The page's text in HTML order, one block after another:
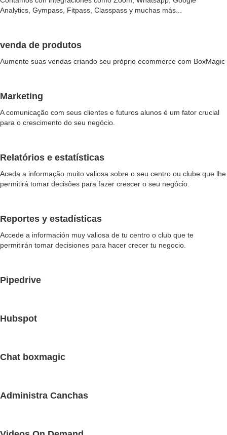
Analytics, Gympass, Fitpass, Classpass y muchas más...
venda de produtos
Aumente suas vendas criando seu próprio ecommerce com BoxMagic
Marketing
A comunicação com seus clientes e futuros alunos é um fator crucial
para o crescimento do seu negócio.
Relatórios e estatísticas
Aceda a informação muito valiosa sobre o seu centro ou clube que lhe
permitirá tomar decisões para fazer crescer o seu negócio.
Reportes y estadísticas
Accede a información muy valiosa de tu centro o club que te
permitirán tomar decisiones para hacer crecer tu negocio.
Pipedrive
Hubspot
Chat boxmagic
Administra Canchas